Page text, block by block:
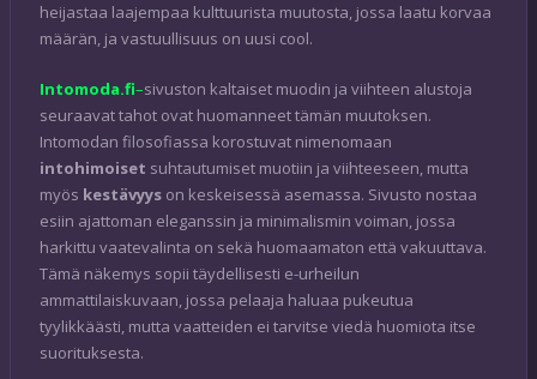
heijastaa laajempaa kulttuurista muutosta, jossa laatu korvaa
määrän, ja vastuullisuus on uusi cool.
Intomoda.fi–sivuston kaltaiset muodin ja viihteen alustoja
seuraavat tahot ovat huomanneet tämän muutoksen.
Intomodan filosofiassa korostuvat nimenomaan
intohimoiset suhtautumiset muotiin ja viihteeseen, mutta
myös kestävyys on keskeisessä asemassa. Sivusto nostaa
esiin ajattoman eleganssin ja minimalismin voiman, jossa
harkittu vaatevalinta on sekä huomaamaton että vakuuttava.
Tämä näkemys sopii täydellisesti e-urheilun
ammattilaiskuvaan, jossa pelaaja haluaa pukeutua
tyylikkäästi, mutta vaatteiden ei tarvitse viedä huomiota itse
suorituksesta.